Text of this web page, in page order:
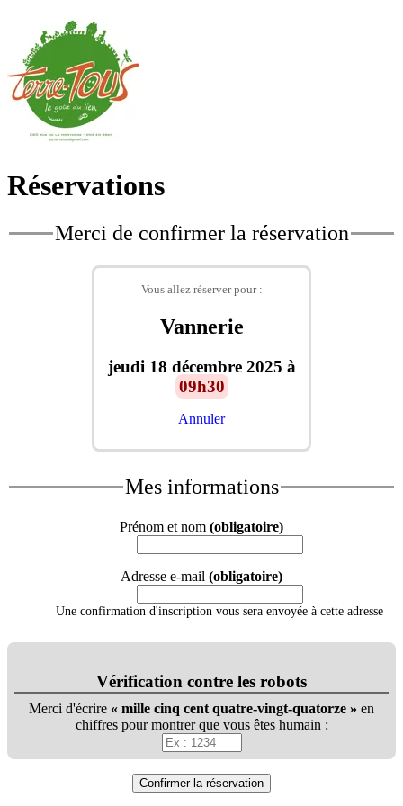
Réservations
Merci de confirmer la réservation
Vous allez réserver pour :
Vannerie
jeudi 18 décembre 2025 à
09h30
Annuler
Mes informations
Prénom et nom (obligatoire)
Adresse e-mail (obligatoire)
Une confirmation d'inscription vous sera envoyée à cette adresse
Vérification contre les robots
Merci d'écrire mille cinq cent quatre-vingt-quatorze
en
chiffres pour montrer que vous êtes humain :
Confirmer la réservation